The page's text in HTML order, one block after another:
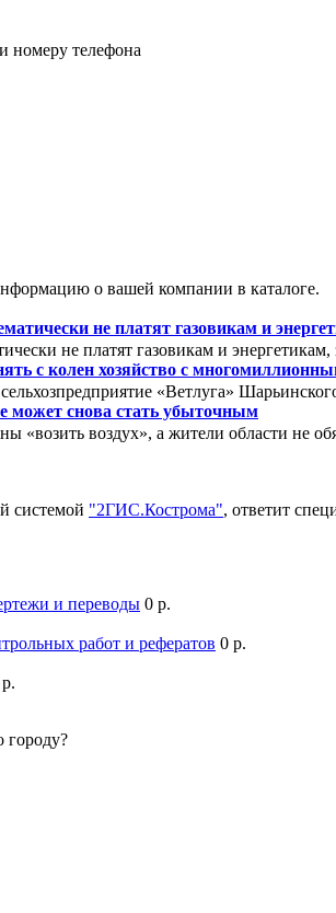
номеру телефона
о вашей компании в каталоге.
не платят газовикам и
не платят газовикам и
с колен хозяйство с
«Ветлуга»
может снова стать убыточным
«возить воздух», а жители области не
системой "2ГИС.Кострома", ответит
и переводы 0 р.
работ и рефератов 0 р.
городу?